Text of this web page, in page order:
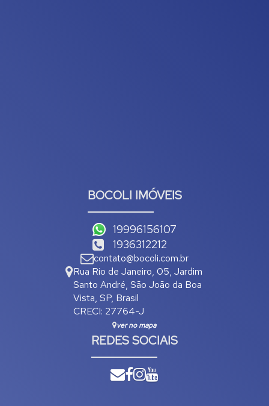
BOCOLI IMÓVEIS
19996156107
1936312212
contato@bocoli.com.br
Rua Rio de Janeiro, 05, Jardim
Santo André, São João da Boa
Vista, SP, Brasil
CRECI: 27764-J
ver no mapa
REDES SOCIAIS